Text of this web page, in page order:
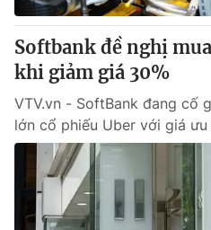
Softbank đề nghị
khi giảm giá 30%
VTV.vn - SoftBank đang cố
lớn cổ phiếu Uber với giá ưu